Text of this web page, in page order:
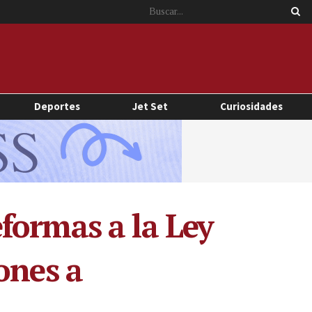
Deportes Jet Set Curiosidades
a la Ley
a